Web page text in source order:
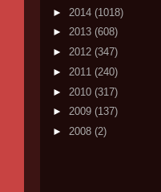
► 2014 (1018)
► 2013 (608)
► 2012 (347)
► 2011 (240)
► 2010 (317)
► 2009 (137)
► 2008 (2)